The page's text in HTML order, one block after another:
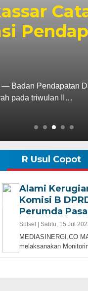
Badan Pendapatan
pada triwulan II…
R Usul Copot
Alami
Komisi B
Perumda
Sulsel | Sabtu, 15 Jul
MEDIASINERGI.CO
melaksanakan